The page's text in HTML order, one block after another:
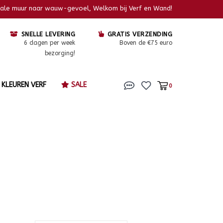
muur naar wauw-gevoel, Welkom bij Verf en Wand!
SNELLE LEVERING
6 dagen per week
bezorging!
GRATIS VERZENDING
Boven de €75 euro
KLEUREN VERF SALE 0